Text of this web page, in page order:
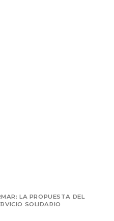
LA PROPUESTA DEL
SOLIDARIO